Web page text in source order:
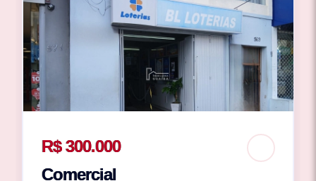
R$ 300.000
Comercial